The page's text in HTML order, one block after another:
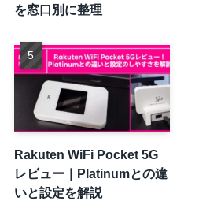
を窓口別に整理
Rakuten WiFi Pocket 5G
レビュー｜Platinumとの違
いと設定を解説